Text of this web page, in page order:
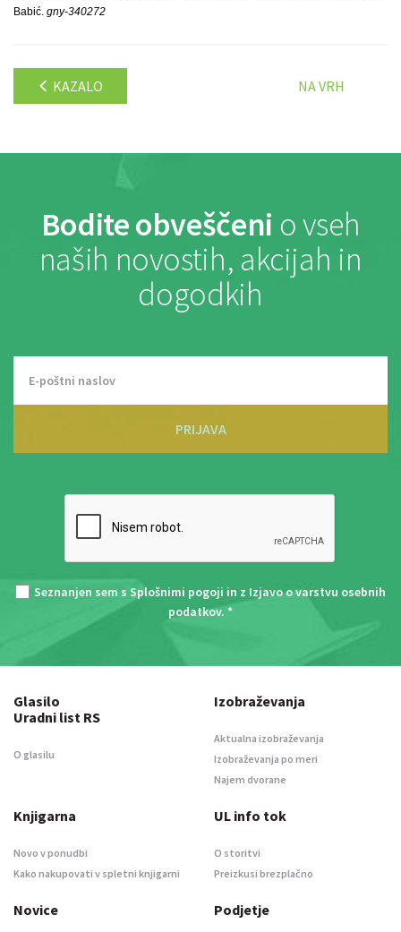
Babić. gny-340272
KAZALO NA VRH
Bodite obveščeni o vseh
naših novostih, akcijah in
dogodkih
PRIJAVA
Seznanjen sem s Splošnimi pogoji in z Izjavo o varstvu osebnih
podatkov. *
Glasilo
Uradni list RS
O glasilu
Izobraževanja
Aktualna izobraževanja
Izobraževanja po meri
Najem dvorane
Knjigarna
Novo v ponudbi
Kako nakupovati v spletni knjigarni
UL info tok
O storitvi
Preizkusi brezplačno
Novice Podjetje